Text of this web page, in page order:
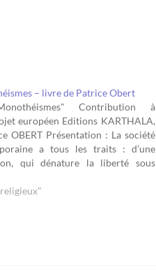
– livre de Patrice Obert
Contribution à
européen Editions KARTHALA,
OBERT Présentation : La société
a tous les traits : d’une
qui dénature la liberté sous
société individualiste, qui
couvert de promotion…